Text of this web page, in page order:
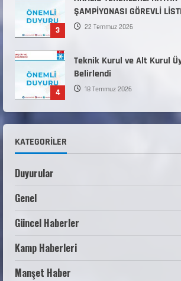
Teknik Kurul ve Alt Kurul
Belirlendi
KAYAKLI KOŞU VE BİATHLON
ANTRENÖRLÜK KURSU
2 Dönem) Sporcu Branşı
31 Temmuz 2026
2
ŞAMPİYONASI
ANALİG TEKERLEKLİ KAYAK
KATEGORILER
Duyurular
Genel
Güncel Haberler
Kamp Haberleri
Manşet Haber